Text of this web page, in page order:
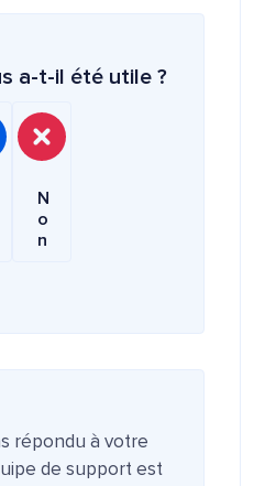
a-t-il été utile ?
N
o
n
répondu à votre
de support est